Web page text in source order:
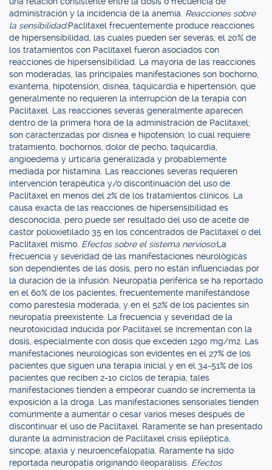
administración y la incidencia de la anemia. Reacciones sobre
la sensibilidad:Paclitaxel frecuentemente produce reacciones
de hipersensibilidad, las cuales pueden ser severas; el 20% de
los tratamientos con Paclitaxel fueron asociados con
reacciones de hipersensibilidad. La mayoría de las reacciones
son moderadas, las principales manifestaciones son bochorno,
exantema, hipotensión, disnea, taquicardia e hipertensión, que
generalmente no requieren la interrupción de la terapia con
Paclitaxel. Las reacciones severas generalmente aparecen
dentro de la primera hora de la administración de Paclitaxel;
son caracterizadas por disnea e hipotensión; lo cual requiere
tratamiento, bochornos, dolor de pecho, taquicardia,
angioedema y urticaria generalizada y probablemente
mediada por histamina. Las reacciones severas requieren
intervención terapéutica y/o discontinuación del uso de
Paclitaxel en menos del 2% de los tratamientos clínicos. La
causa exacta de las reacciones de hipersensibilidad es
desconocida, pero puede ser resultado del uso de aceite de
castor polioxietilado 35 en los concentrados de Paclitaxel o del
Paclitaxel mismo. Efectos sobre el sistema nervioso:La
frecuencia y severidad de las manifestaciones neurológicas
son dependientes de las dosis, pero no están influenciadas por
la duración de la infusión. Neuropatía periférica se ha reportado
en el 60% de los pacientes, frecuentemente manifestándose
como parestesia moderada, y en el 52% de los pacientes sin
neuropatía preexistente. La frecuencia y severidad de la
neurotoxicidad inducida por Paclitaxel se incrementan con la
dosis, especialmente con dosis que exceden 1290 mg/m2. Las
manifestaciones neurológicas son evidentes en el 27% de los
pacientes que siguen una terapia inicial y en el 34-51% de los
pacientes que reciben 2-10 ciclos de terapia; tales
manifestaciones tienden a empeorar cuando se incrementa la
exposición a la droga. Las manifestaciones sensoriales tienden
comúnmente a aumentar o cesar varios meses después de
discontinuar el uso de Paclitaxel. Raramente se han presentado
durante la administración de Paclitaxel crisis epiléptica,
síncope, ataxia y neuroencefalopatía. Raramente ha sido
reportada neuropatía originando ileoparálisis. Efectos